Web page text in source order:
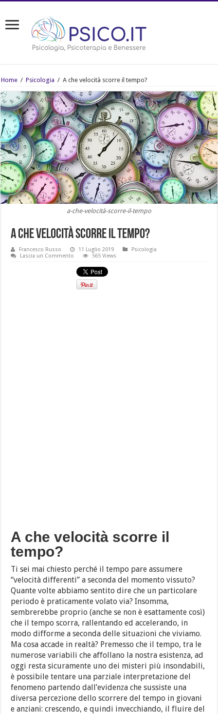
Home / Psicologia / A che velocità scorre il tempo?
a-che-velocità-scorre-il-tempo
A che velocità scorre il tempo?
Francesco Russo 11 Luglio 2019
Psicologia
Lascia un Commento
565 Views
A che velocità scorre il
tempo?
Ti sei mai chiesto perché il tempo pare assumere
“velocità differenti” a seconda del momento vissuto?
Quante volte abbiamo sentito dire che un particolare
periodo è praticamente volato via? Insomma,
sembrerebbe proprio (anche se non è esattamente così)
che il tempo scorra, rallentando ed accelerando, in
modo difforme a seconda delle situazioni che viviamo.
Ma cosa accade in realtà? Premesso che il tempo, tra le
numerose variabili che affollano la nostra esistenza, ad
oggi resta sicuramente uno dei misteri più insondabili,
è possibile tentare una parziale interpretazione del
fenomeno partendo dall’evidenza che sussiste una
diversa percezione dello scorrere del tempo in giovani
e anziani: crescendo, e quindi invecchiando, il fluire del